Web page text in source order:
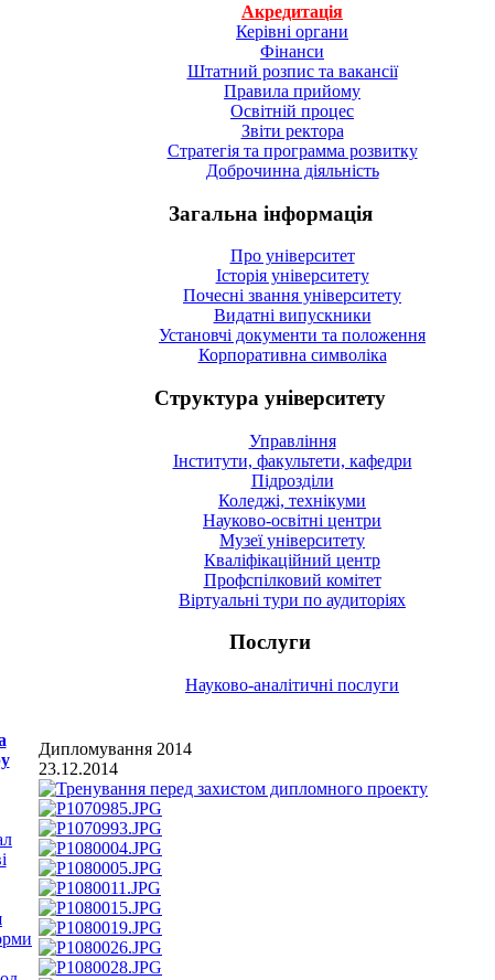
Акредитація
Керівні органи
Фінанси
Штатний розпис та вакансії
Правила прийому
Освітній процес
Звіти ректора
Стратегія та программа розвитку
Доброчинна діяльність
Загальна інформація
Про університет
Історія університету
Почесні звання університету
Видатні випускники
Установчі документи та положення
Корпоративна символiка
Структура університету
Управління
Інститути, факультети, кафедри
Підрозділи
Коледжі, технікуми
Науково-освітні центри
Музеї університету
Кваліфікаційний центр
Профспілковий комітет
Віртуальні тури по аудиторіях
Послуги
Науково-аналітичні послуги
Дипломування 2014
23.12.2014